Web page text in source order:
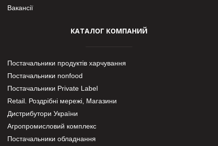
Вакансії
КАТАЛОГ КОМПАНИЙ
Постачальники продуктів харчування
Постачальники nonfood
Постачальники Private Label
Retail. Роздрібні мережі, Магазини
Дистрибутори України
Агропромисловий комплекс
Постачальники обладнання